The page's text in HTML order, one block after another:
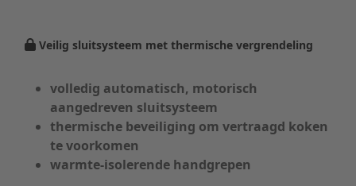
Veilig sluitsysteem met thermische vergrendeling
volledig automatisch, motorisch
aangedreven sluitsysteem
thermische beveiliging om vertraagd koken
te voorkomen
warmte-isolerende handgrepen